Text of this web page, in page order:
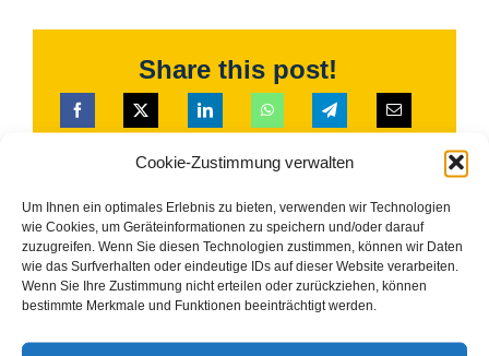
Cookie-Zustimmung verwalten
Um Ihnen ein optimales Erlebnis zu bieten, verwenden wir Technologien
wie Cookies, um Geräteinformationen zu speichern und/oder darauf
zuzugreifen. Wenn Sie diesen Technologien zustimmen, können wir Daten
wie das Surfverhalten oder eindeutige IDs auf dieser Website verarbeiten.
Wenn Sie Ihre Zustimmung nicht erteilen oder zurückziehen, können
bestimmte Merkmale und Funktionen beeinträchtigt werden.
Share this post!